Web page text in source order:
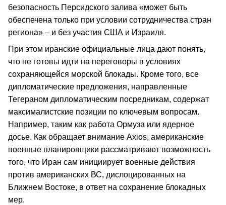
безопасность Персидского залива «может быть
обеспечена только при условии сотрудничества стран
региона» – и без участия США и Израиля.
При этом иранские официальные лица дают понять,
что не готовы идти на переговоры в условиях
сохраняющейся морской блокады. Кроме того, все
дипломатические предложения, направленные
Тегераном дипломатическим посредникам, содержат
максималистские позиции по ключевым вопросам.
Например, таким как работа Ормуза или ядерное
досье. Как обращает внимание Axios, американские
военные планировщики рассматривают возможность
того, что Иран сам инициирует военные действия
против американских ВС, дислоцированных на
Ближнем Востоке, в ответ на сохранение блокадных
мер.